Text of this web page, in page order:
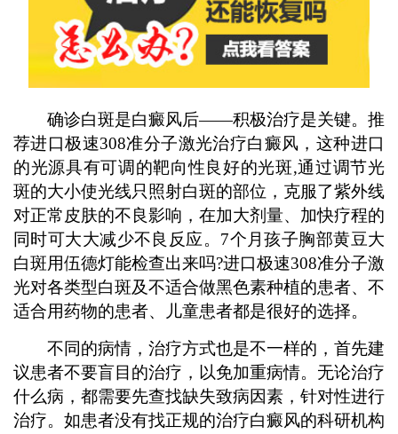
确诊白斑是白癜风后——积极治疗是关键。推
荐进口极速308准分子激光治疗白癜风，这种进口
的光源具有可调的靶向性良好的光斑,通过调节光
斑的大小使光线只照射白斑的部位，克服了紫外线
对正常皮肤的不良影响，在加大剂量、加快疗程的
同时可大大减少不良反应。7个月孩子胸部黄豆大
白斑用伍德灯能检查出来吗?进口极速308准分子激
光对各类型白斑及不适合做黑色素种植的患者、不
适合用药物的患者、儿童患者都是很好的选择。
不同的病情，治疗方式也是不一样的，首先建
议患者不要盲目的治疗，以免加重病情。无论治疗
什么病，都需要先查找缺失致病因素，针对性进行
治疗。如患者没有找正规的治疗白癜风的科研机构